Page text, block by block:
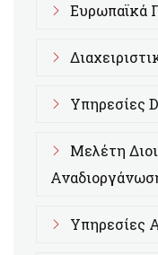
Ευρωπαϊκά
Υπηρεσίες
Μελέτη
Υπηρεσίες